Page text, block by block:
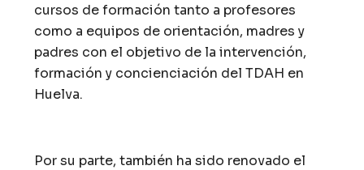
cursos de formación tanto a profesores
como a equipos de orientación, madres y
padres con el objetivo de la intervención,
formación y concienciación del TDAH en
Huelva.
Por su parte, también ha sido renovado el